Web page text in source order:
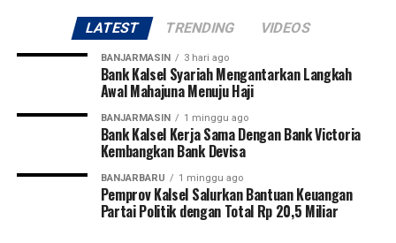
Pangdam juga berharap dari kompetisi perdana tersebut
akan lahir pemain-pemain potensial yang mampu
membawa nama harum Kalimantan Selatan dan
Kalimantan Tengah di tingkat nasional bahkan
internasional.
Pembukaan turnamen semakin meriah dengan laga
perdana yang mempertemukan tim Kabupaten Tapin
melawan Kabupaten Hulu Sungai Utara (HSU). Kegiatan
LATEST TRENDING VIDEOS
BANJARMASIN 3 hari ago
Bank Kalsel Syariah Mengantarkan Langkah
Awal Mahajuna Menuju Haji
BANJARMASIN 1 minggu ago
Bank Kalsel Kerja Sama Dengan Bank Victoria
Kembangkan Bank Devisa
BANJARBARU 1 minggu ago
Pemprov Kalsel Salurkan Bantuan Keuangan
Partai Politik dengan Total Rp 20,5 Miliar